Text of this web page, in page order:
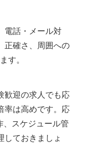
電話・メール対
正確さ、周囲への
す。
歓迎の求人でも応
率は高めです。応
、スケジュール管
しておきましょ